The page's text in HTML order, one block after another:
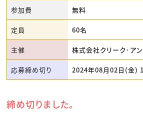
参加費 無料
定員 60名
主催 株式会社クリーク･ア
応募締め切り 2024年08月02日(金)
締め切りました。